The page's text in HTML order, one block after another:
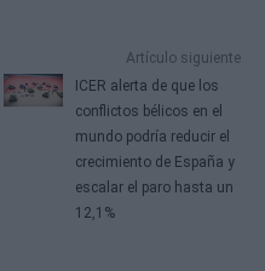
Artículo siguiente
ICER alerta de que los
conflictos bélicos en el
mundo podría reducir el
crecimiento de España y
escalar el paro hasta un
12,1%